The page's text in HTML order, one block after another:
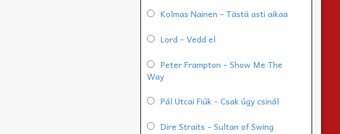
Kolmas Nainen - Tästä asti aikaa
Lord - Vedd el
Peter Frampton - Show Me The
Way
Pál Utcai Fiúk - Csak úgy csinál
Dire Straits - Sultan of Swing